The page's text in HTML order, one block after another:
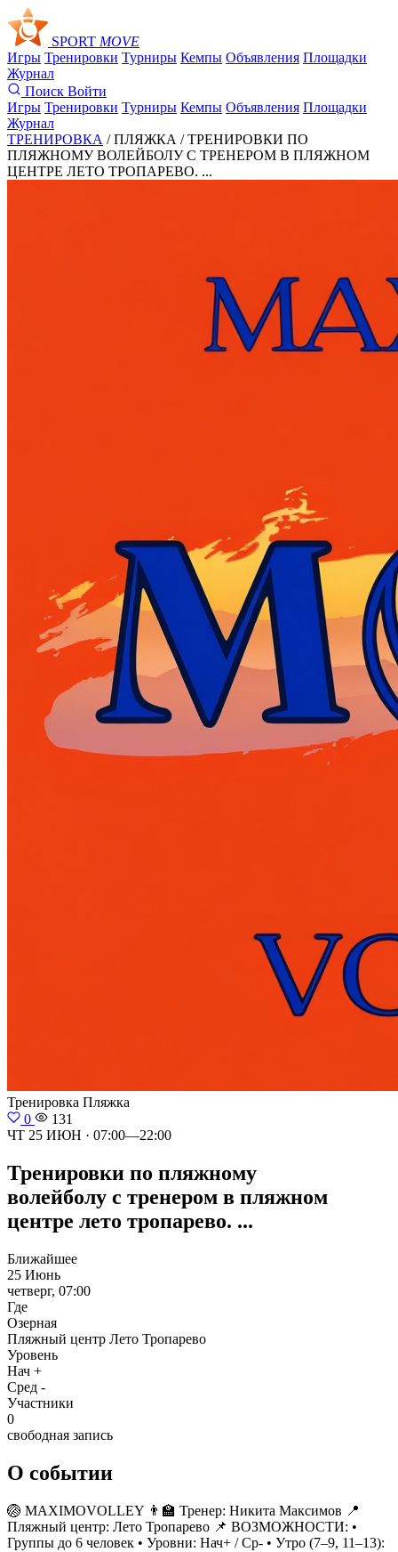
SPORT MOVE
Игры Тренировки Турниры Кемпы Объявления Площадки
Журнал
Поиск Войти
Игры Тренировки Турниры Кемпы Объявления Площадки
Журнал
ТРЕНИРОВКА / ПЛЯЖКА /ТРЕНИРОВКИ ПО
ПЛЯЖНОМУ ВОЛЕЙБОЛУ С ТРЕНЕРОМ В ПЛЯЖНОМ
ЦЕНТРЕ ЛЕТО ТРОПАРЕВО. ...
Тренировка Пляжка
0
131
ЧТ 25 ИЮН · 07:00—22:00
Тренировки по пляжному
волейболу с тренером в пляжном
центре лето тропарево. ...
Ближайшее
25 Июнь
четверг, 07:00
Где
Озерная
Пляжный центр Лето Тропарево
Уровень
Нач +
Сред -
Участники
0
свободная запись
О событии
🏐 MAXIMOVOLLEY 👨‍🏫 Тренер: Никита Максимов 📍
Пляжный центр: Лето Тропарево 📌 ВОЗМОЖНОСТИ: •
Группы до 6 человек • Уровни: Нач+ / Ср- • Утро (7–9, 11–13):